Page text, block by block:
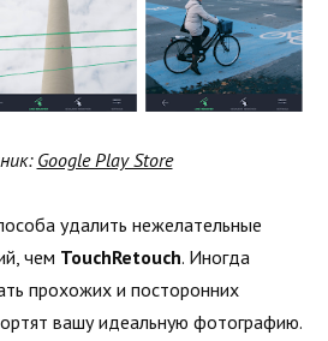
Google Play Store
удалить нежелательные
чем TouchRetouch. Иногда
прохожих и посторонних
вашу идеальную фотографию.